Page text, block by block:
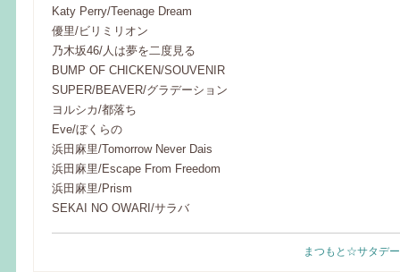
Katy Perry/Teenage Dream
優里/ビリミリオン
乃木坂46/人は夢を二度見る
BUMP OF CHICKEN/SOUVENIR
SUPER/BEAVER/グラデーション
ヨルシカ/都落ち
Eve/ぼくらの
浜田麻里/Tomorrow Never Dais
浜田麻里/Escape From Freedom
浜田麻里/Prism
SEKAI NO OWARI/サラバ
まつもと☆サタデ